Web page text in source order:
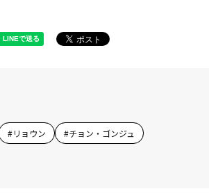
#リョウン #チョン・ゴンジュ